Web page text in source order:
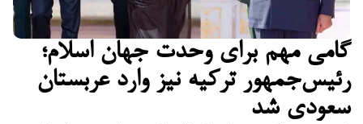
گامی مهم برای وحدت جهان اسلام؛
رئیس‌جمهور ترکیه نیز وارد عربستان
سعودی شد